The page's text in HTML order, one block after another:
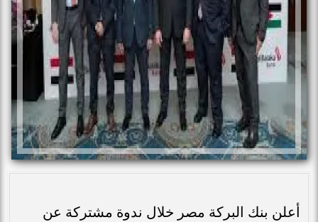
أعلن بنك البركة مصر خلال ندوة مشتركة عن